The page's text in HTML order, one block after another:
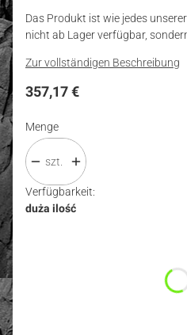
Das Produkt ist wie jedes
nicht ab Lager verfügbar,
Zur vollständigen Beschreibung
Preis
357,17 €
Menge
szt.
Verfügbarkeit:
duża ilość